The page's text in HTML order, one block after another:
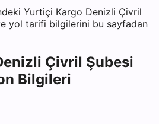
Yurtiçi Kargo Denizli Çivril
yol tarifi bilgilerini bu sayfadan
Çivril Şubesi
Bilgileri